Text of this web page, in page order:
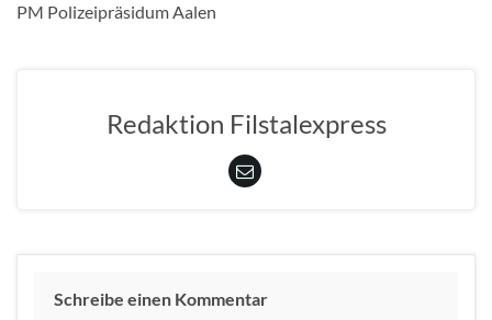
PM Polizeipräsidum Aalen
Redaktion Filstalexpress
Schreibe einen Kommentar